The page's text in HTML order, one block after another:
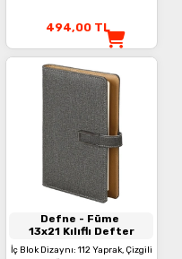
494,00 TL
Defne - Füme
13x21 Kılıflı Defter
İç Blok Dizaynı: 112 Yaprak, Çizgili